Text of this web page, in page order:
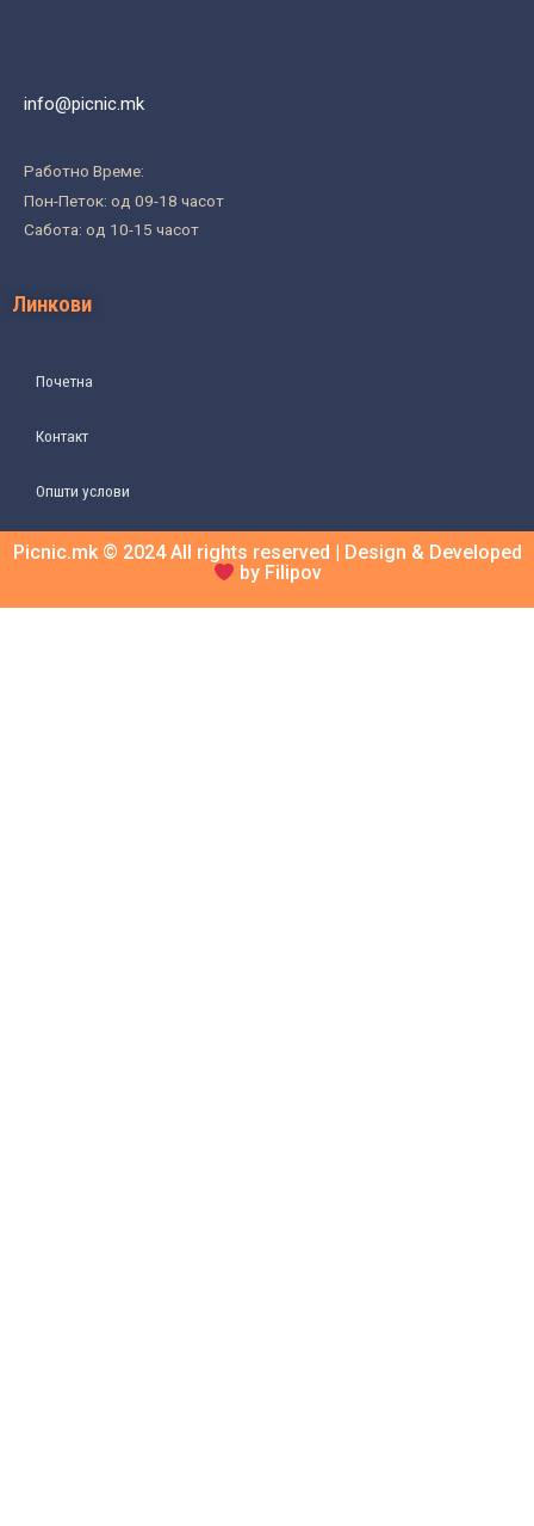
info@picnic.mk
Работно Време:
Пон-Петок: од 09-18 часот
Сабота: од 10-15 часот
Линкови
Почетна
Контакт
Општи услови
Picnic.mk © 2024 All rights reserved | Design & Developed
by Filipov